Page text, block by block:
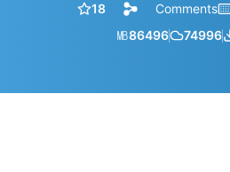
Comments
18
74996
86496
㎆︎